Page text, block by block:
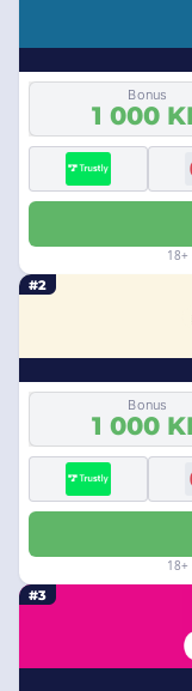
Bonus
1 000
18+
#2
Bonus
1 000
18+
#3